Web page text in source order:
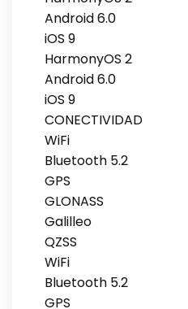
Android 6.0
iOS 9
HarmonyOS 2
Android 6.0
iOS 9
CONECTIVIDAD
WiFi
Bluetooth 5.2
GPS
GLONASS
Galilleo
QZSS
WiFi
Bluetooth 5.2
GPS